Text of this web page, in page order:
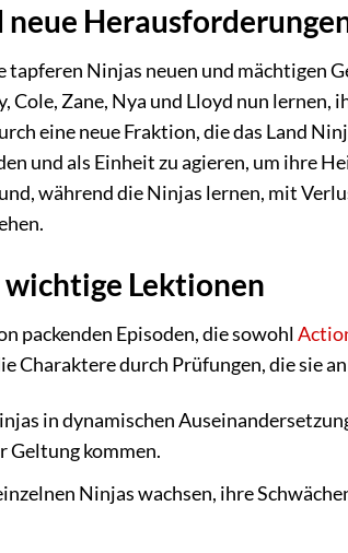
neue
tapferen Ninjas neuen und mächtigen
Cole, Zane, Nya und Lloyd nun
eine neue Fraktion, die das Land
und als Einheit zu agieren, um ihre
während die Ninjas lernen, mit
Lektionen
packenden Episoden, die sowohl
Charaktere durch Prüfungen, die sie
in dynamischen
Geltung kommen.
Ninjas wachsen, ihre